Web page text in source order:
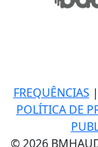
FREQUÊNCIAS |
POLÍTICA DE
© 2026